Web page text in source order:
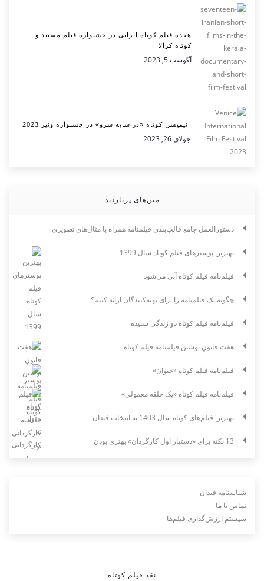
هفده فیلم کوتاه ایرانی در جشنواره فیلم مستند و
کوتاه کرالا
آگوست 5, 2023
انیمیشن کوتاه «در سایه سرو» در جشنواره ونیز 2023
جولای 26, 2023
متن‌های پربازدید
دستورالعمل جامع قالب‌بندی فیلمنامه همراه با مثال‌های تصویری
بهترین پوسترهای فیلم کوتاه سال 1399
فیلم‌نامه فیلم کوتاه آبی می‌شود
چگونه یک فیلم‌نامه را برای تهیه‌کنندگان ارائه کنیم؟
فیلم‌نامه فیلم کوتاه دو زندگی سپیده
هفت قانونِ نوشتن فیلم‌نامه فیلم کوتاه
فیلم‌نامه فیلم کوتاه «حیوان»
فیلم‌نامه فیلم کوتاه «یک حلقه معمولی»
بهترین فیلم‌های کوتاه سال 1403 به انتخاب فیدان
13 نکته برای «دستیار اول کارگردان» بهتری بودن
شناسنامه فیدان
تماس با ما
سیستم ارزش‌گذاری فیلم‌ها
نقد فیلم کوتاه